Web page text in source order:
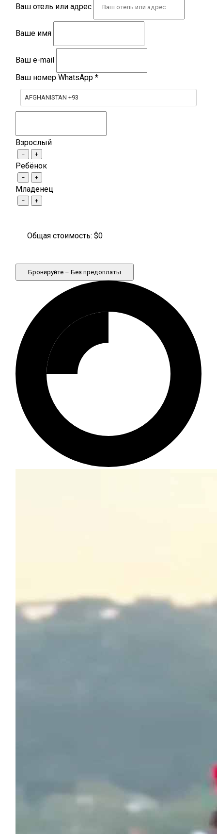
Ваш отель или адрес
Ваше имя
Ваш e-mail
Ваш номер WhatsApp *
AFGHANISTAN +93
Взрослый
− +
Ребёнок
− +
Младенец
− +
Общая стоимость: $0
Бронируйте – Без предоплаты